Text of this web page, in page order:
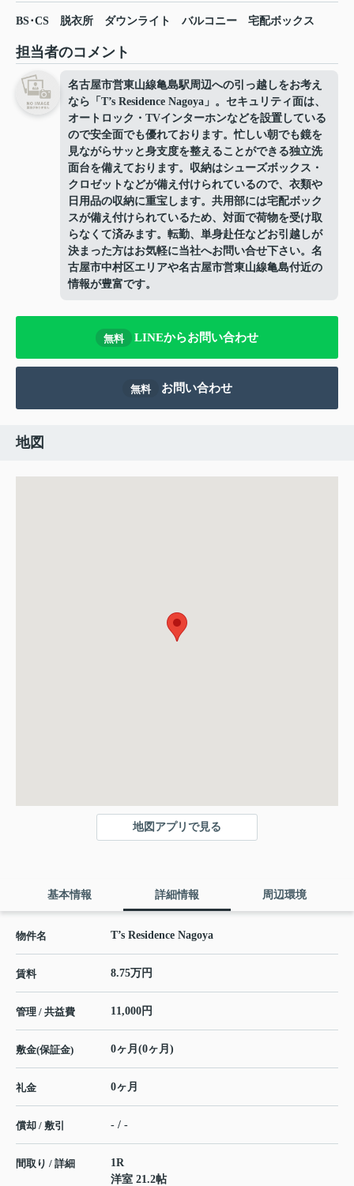
BS･CS 脱衣所 ダウンライト バルコニー 宅配ボックス
担当者のコメント
名古屋市営東山線亀島駅周辺への引っ越しをお考え
なら「T’s Residence Nagoya」。セキュリティ面は、
オートロック・TVインターホンなどを設置している
ので安全面でも優れております。忙しい朝でも鏡を
見ながらサッと身支度を整えることができる独立洗
面台を備えております。収納はシューズボックス・
クロゼットなどが備え付けられているので、衣類や
日用品の収納に重宝します。共用部には宅配ボック
スが備え付けられているため、対面で荷物を受け取
らなくて済みます。転勤、単身赴任などお引越しが
決まった方はお気軽に当社へお問い合せ下さい。名
古屋市中村区エリアや名古屋市営東山線亀島付近の
情報が豊富です。
無料 LINEからお問い合わせ
無料 お問い合わせ
地図
地図アプリで見る
基本情報 詳細情報 周辺環境
物件名 T’s Residence Nagoya
賃料 8.75万円
管理 / 共益費 11,000円
敷金(保証金) 0ヶ月(0ヶ月)
礼金 0ヶ月
償却 / 敷引 - / -
間取り / 詳細
1R
洋室 21.2帖